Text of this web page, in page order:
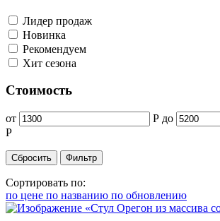
Лидер продаж
Новинка
Рекомендуем
Хит сезона
Стоимость
от Р до
Р
Сортировать по:
по цене по названию по обновлению